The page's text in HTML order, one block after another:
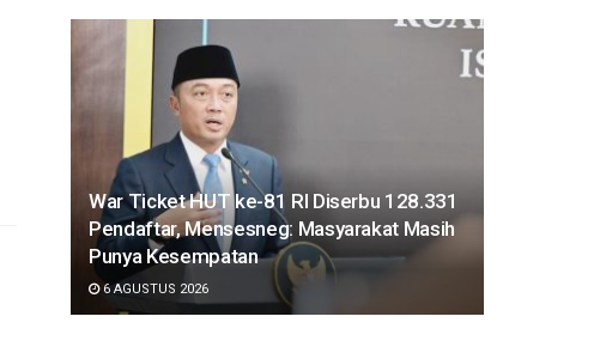
War Ticket HUT ke-81 RI Diserbu 128.331
Pendaftar, Mensesneg: Masyarakat Masih
Punya Kesempatan
6 AGUSTUS 2026